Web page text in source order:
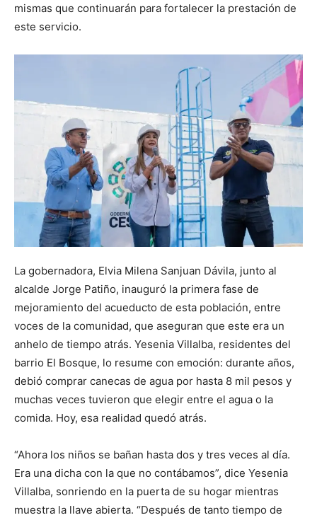
mismas que continuarán para fortalecer la prestación de
este servicio.
La gobernadora, Elvia Milena Sanjuan Dávila, junto al
alcalde Jorge Patiño, inauguró la primera fase de
mejoramiento del acueducto de esta población, entre
voces de la comunidad, que aseguran que este era un
anhelo de tiempo atrás. Yesenia Villalba, residentes del
barrio El Bosque, lo resume con emoción: durante años,
debió comprar canecas de agua por hasta 8 mil pesos y
muchas veces tuvieron que elegir entre el agua o la
comida. Hoy, esa realidad quedó atrás.
“Ahora los niños se bañan hasta dos y tres veces al día.
Era una dicha con la que no contábamos”, dice Yesenia
Villalba, sonriendo en la puerta de su hogar mientras
muestra la llave abierta. “Después de tanto tiempo de